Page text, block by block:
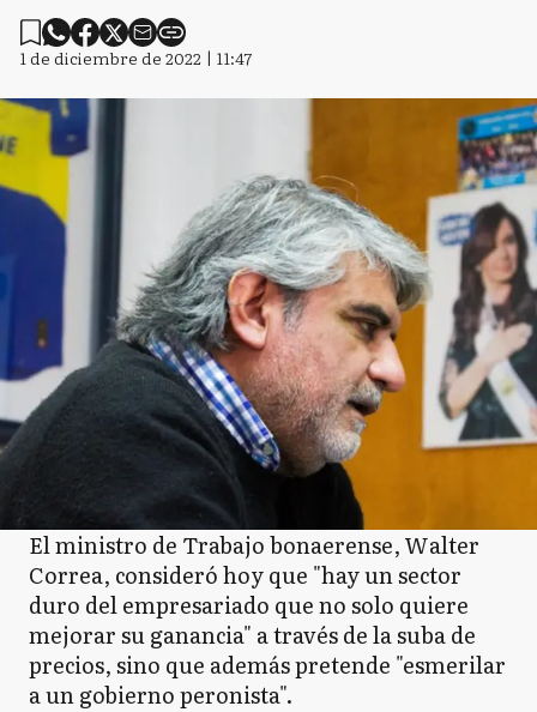
1 de diciembre de 2022 | 11:47
El ministro de Trabajo bonaerense, Walter
Correa, consideró hoy que "hay un sector
duro del empresariado que no solo quiere
mejorar su ganancia" a través de la suba de
precios, sino que además pretende "esmerilar
a un gobierno peronista".